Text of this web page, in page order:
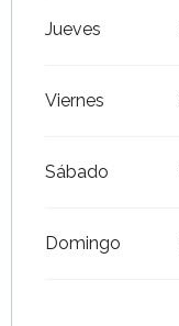
Jueves
Viernes
Sábado
Domingo